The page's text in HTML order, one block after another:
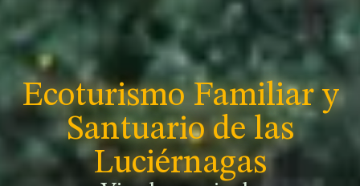
Ecoturismo Familiar y
Santuario de las
Luciérnagas